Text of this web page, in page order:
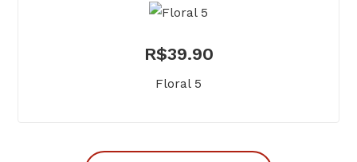
R$39.90
Floral 5